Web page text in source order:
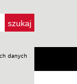
danych